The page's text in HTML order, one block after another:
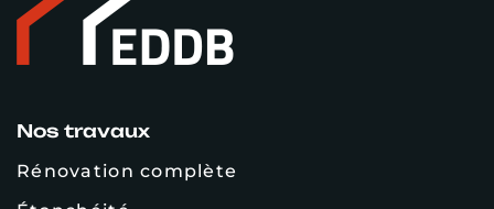
Nos travaux
Rénovation complète